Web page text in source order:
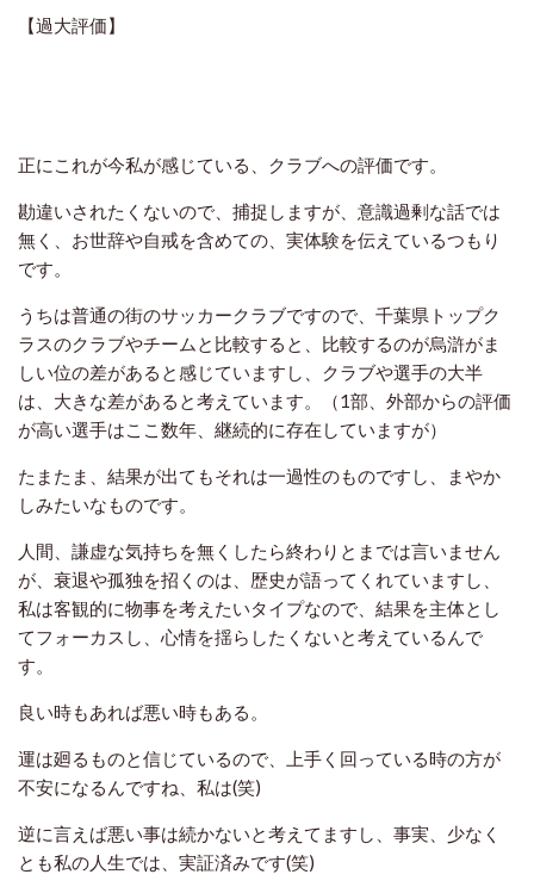
【過大評価】
正にこれが今私が感じている、クラブへの評価です。
勘違いされたくないので、捕捉しますが、意識過剰な話では
無く、お世辞や自戒を含めての、実体験を伝えているつもり
です。
うちは普通の街のサッカークラブですので、千葉県トップク
ラスのクラブやチームと比較すると、比較するのが烏滸がま
しい位の差があると感じていますし、クラブや選手の大半
は、大きな差があると考えています。（1部、外部からの評価
が高い選手はここ数年、継続的に存在していますが）
たまたま、結果が出てもそれは一過性のものですし、まやか
しみたいなものです。
人間、謙虚な気持ちを無くしたら終わりとまでは言いません
が、衰退や孤独を招くのは、歴史が語ってくれていますし、
私は客観的に物事を考えたいタイプなので、結果を主体とし
てフォーカスし、心情を揺らしたくないと考えているんで
す。
良い時もあれば悪い時もある。
運は廻るものと信じているので、上手く回っている時の方が
不安になるんですね、私は(笑)
逆に言えば悪い事は続かないと考えてますし、事実、少なく
とも私の人生では、実証済みです(笑)